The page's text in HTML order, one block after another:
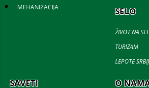
MEHANIZACIJA SELO
ŽIVOT NA
TURIZAM
LEPOTE
SAVETI O